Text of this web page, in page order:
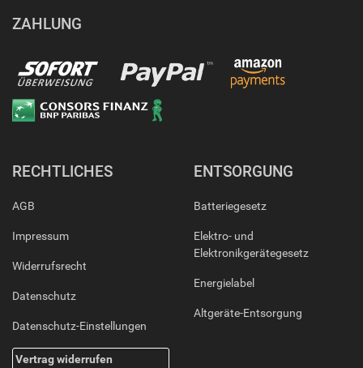
ZAHLUNG
RECHTLICHES
AGB
Impressum
Widerrufsrecht
Datenschutz
Datenschutz-Einstellungen
Vertrag widerrufen
ENTSORGUNG
Batteriegesetz
Elektro- und
Elektronikgerätegesetz
Energielabel
Altgeräte-Entsorgung